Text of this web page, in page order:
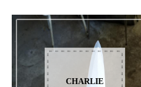
CHARLIE